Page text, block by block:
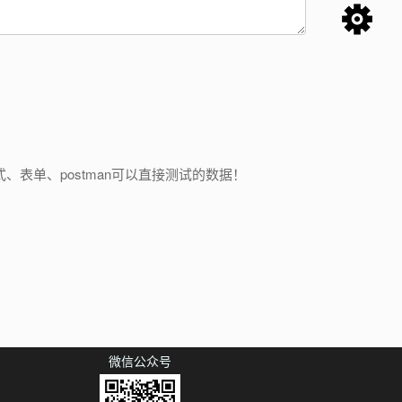
表单、postman可以直接测试的数据！
微信公众号